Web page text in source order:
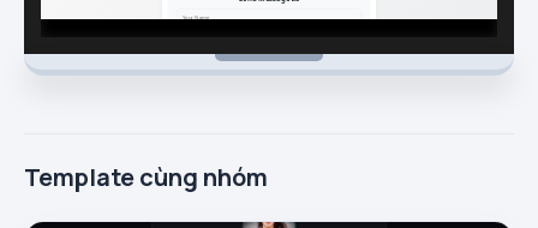
Template cùng nhóm